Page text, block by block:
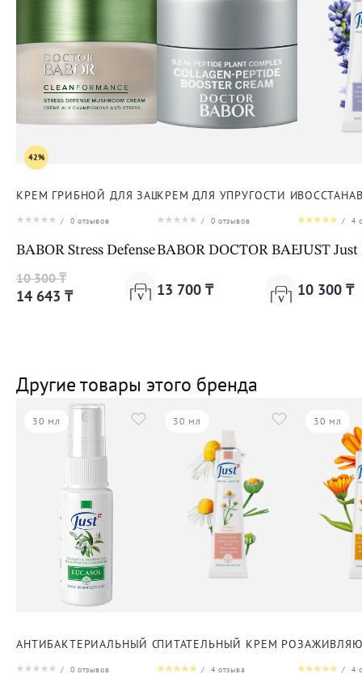
42%
КРЕМ ГРИБНОЙ ДЛЯ ЗАЩИТЫ ОТ СТРЕССА ДЛЯ ЛИЦА
/ 0 отзывов
BABOR Stress Defense Mushroom Cream
10 300 ₸
14 643 ₸
КРЕМ ДЛЯ УПРУГОСТИ И
/ 0 отзывов
BABOR DOCTOR BABOR
13 700 ₸
/ 4
JUST
10 300 ₸
Другие товары этого бренда
30 мл
АНТИБАКТЕРИАЛЬНЫЙ СПРЕЙ ЭУКАСОЛ
/ 0 отзывов
30 мл
ПИТАТЕЛЬНЫЙ КРЕМ РОМАШКА
/ 4отзыва
30 мл
/ 4